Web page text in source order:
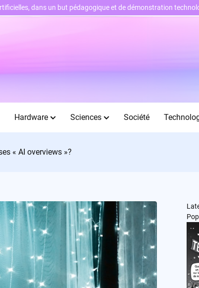
Hardware Sciences Société
« AI overviews »?
dans un but pédagogique et de démonstration